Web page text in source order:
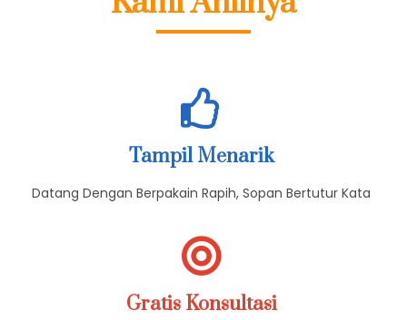
Mau Merayakan Ultah ?
Datang Dengan Berpakain Rapih, Sopan Bertutur Kata